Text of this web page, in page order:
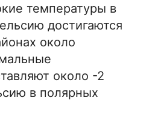
температуры в
достигаются
около
около -2
в полярных